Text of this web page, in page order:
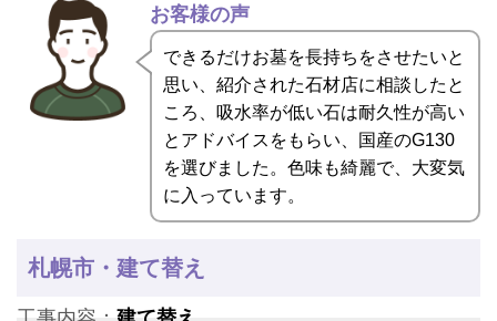
お客様の声
できるだけお墓を長持ちをさせたいと
思い、紹介された石材店に相談したと
ころ、吸水率が低い石は耐久性が高い
とアドバイスをもらい、国産のG130
を選びました。色味も綺麗で、大変気
に入っています。
札幌市・建て替え